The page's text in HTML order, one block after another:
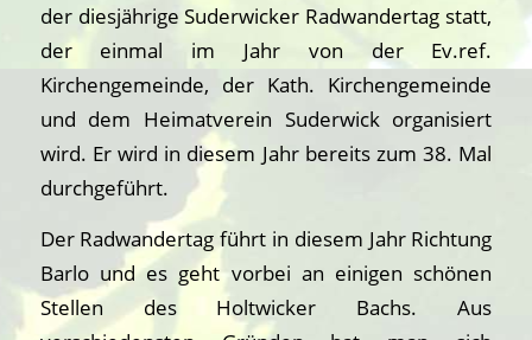
der diesjährige Suderwicker Radwandertag statt,
der einmal im Jahr von der Ev.ref.
Kirchengemeinde, der Kath. Kirchengemeinde
und dem Heimatverein Suderwick organisiert
wird. Er wird in diesem Jahr bereits zum 38. Mal
durchgeführt.
Der Radwandertag führt in diesem Jahr Richtung
Barlo und es geht vorbei an einigen schönen
Stellen des Holtwicker Bachs. Aus